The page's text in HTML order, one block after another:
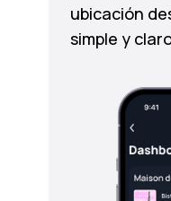
ubicación
simple y